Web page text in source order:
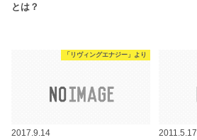
とは？
「リヴィングエナジー」より
2017.9.14
2011.5.17